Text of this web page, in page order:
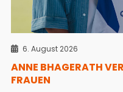
6. August 2026
ANNE BHAGERATH
FRAUEN